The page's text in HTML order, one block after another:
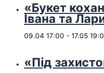
«Букет
Івана та
09.04 17:00 - 17.05
«Під